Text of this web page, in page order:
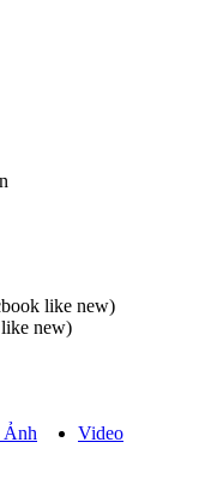
like new)
new)
Video